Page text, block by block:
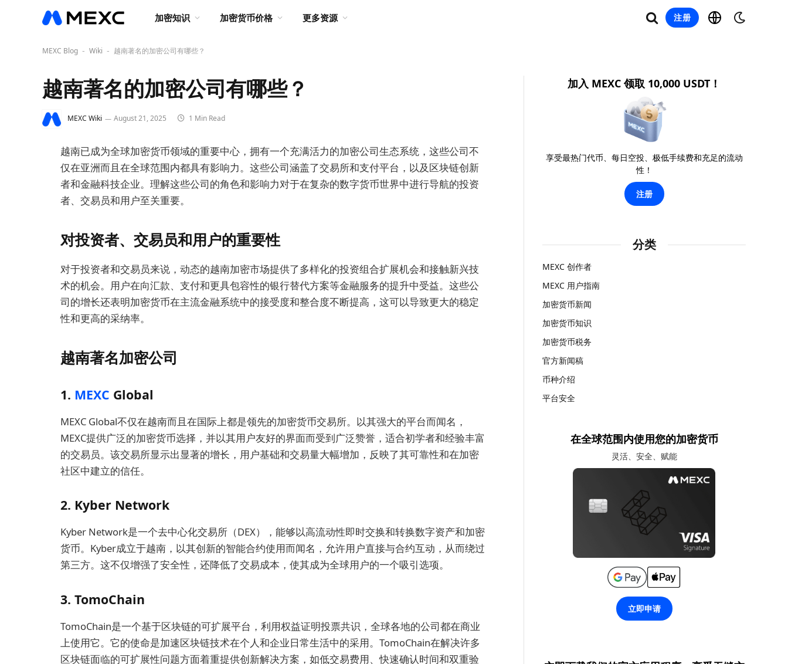
加密知识 加密货币价格 更多资源 注册
MEXC Blog - Wiki - 越南著名的加密公司有哪些？
越南著名的加密公司有哪些？
MEXC Wiki August 21, 2025 1 Min Read
越南已成为全球加密货币领域的重要中心，拥有一个充满活力的加密公司生态系统，这些公司不
仅在亚洲而且在全球范围内都具有影响力。这些公司涵盖了交易所和支付平台，以及区块链创新
者和金融科技企业。理解这些公司的角色和影响力对于在复杂的数字货币世界中进行导航的投资
者、交易员和用户至关重要。
对投资者、交易员和用户的重要性
对于投资者和交易员来说，动态的越南加密市场提供了多样化的投资组合扩展机会和接触新兴技
术的机会。用户在向汇款、支付和更具包容性的银行替代方案等金融服务的提升中受益。这些公
司的增长还表明加密货币在主流金融系统中的接受度和整合度不断提高，这可以导致更大的稳定
性和更高的采纳率。
越南著名加密公司
1. MEXC Global
MEXC Global不仅在越南而且在国际上都是领先的加密货币交易所。以其强大的平台而闻名，
MEXC提供广泛的加密货币选择，并以其用户友好的界面而受到广泛赞誉，适合初学者和经验丰富
的交易员。该交易所显示出显著的增长，用户基础和交易量大幅增加，反映了其可靠性和在加密
社区中建立的信任。
2. Kyber Network
Kyber Network是一个去中心化交易所（DEX），能够以高流动性即时交换和转换数字资产和加密
货币。Kyber成立于越南，以其创新的智能合约使用而闻名，允许用户直接与合约互动，从而绕过
第三方。这不仅增强了安全性，还降低了交易成本，使其成为全球用户的一个吸引选项。
3. TomoChain
TomoChain是一个基于区块链的可扩展平台，利用权益证明投票共识，全球各地的公司都在商业
上使用它。它的使命是加速区块链技术在个人和企业日常生活中的采用。TomoChain在解决许多
区块链面临的可扩展性问题方面着重提供创新解决方案，如低交易费用、快速确认时间和双重验
加入 MEXC 领取 10,000 USDT！
享受最热门代币、每日空投、极低手续费和充足的流动
性！
注册
分类
MEXC 创作者
MEXC 用户指南
加密货币新闻
加密货币知识
加密货币税务
官方新闻稿
币种介绍
平台安全
在全球范围内使用您的加密货币
灵活、安全、赋能
立即申请